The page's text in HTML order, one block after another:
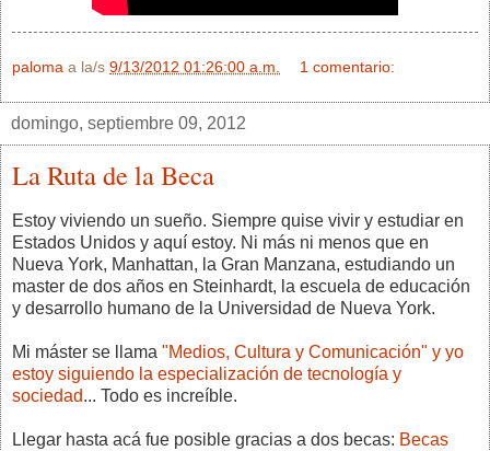
paloma a la/s 9/13/2012 01:26:00 a.m. 1 comentario:
domingo, septiembre 09, 2012
La Ruta de la Beca
Estoy viviendo un sueño. Siempre quise vivir y estudiar en
Estados Unidos y aquí estoy. Ni más ni menos que en
Nueva York, Manhattan, la Gran Manzana, estudiando un
master de dos años en Steinhardt, la escuela de educación
y desarrollo humano de la Universidad de Nueva York.
Mi máster se llama "Medios, Cultura y Comunicación" y yo
estoy siguiendo la especialización de tecnología y
sociedad... Todo es increíble.
Llegar hasta acá fue posible gracias a dos becas: Becas